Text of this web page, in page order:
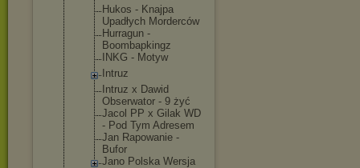
Hukos - Knajpa
Upadłych Morderców
Hurragun -
Boombapkingz
INKG - Motyw
Intruz
Intruz x Dawid
Obserwator - 9 żyć
Jacol PP x Gilak WD
- Pod Tym Adresem
Jan Rapowanie -
Bufor
Jano Polska Wersja